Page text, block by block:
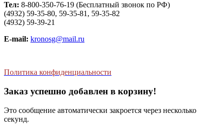
Тел: 8-800-350-76-19 (Бесплатный звонок по РФ)
(4932) 59-35-80, 59-35-81, 59-35-82
(4932) 59-39-21
E-mail: kronosg@mail.ru
Политика конфиденциальности
Заказ успешно добавлен в корзину!
Это сообщение автоматически закроется через несколько
секунд.